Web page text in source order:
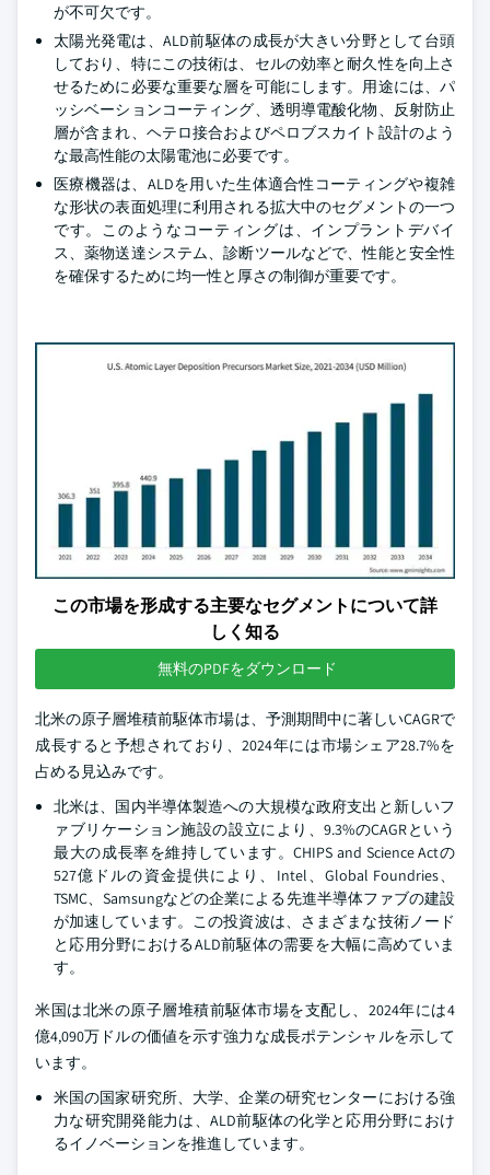
が不可欠です。
太陽光発電は、ALD前駆体の成長が大きい分野として台頭
しており、特にこの技術は、セルの効率と耐久性を向上さ
せるために必要な重要な層を可能にします。用途には、パ
ッシベーションコーティング、透明導電酸化物、反射防止
層が含まれ、ヘテロ接合およびペロブスカイト設計のよう
な最高性能の太陽電池に必要です。
医療機器は、ALDを用いた生体適合性コーティングや複雑
な形状の表面処理に利用される拡大中のセグメントの一つ
です。このようなコーティングは、インプラントデバイ
ス、薬物送達システム、診断ツールなどで、性能と安全性
を確保するために均一性と厚さの制御が重要です。
この市場を形成する主要なセグメントについて詳
しく知る
無料のPDFをダウンロード
北米の原子層堆積前駆体市場は、予測期間中に著しいCAGRで
成長すると予想されており、2024年には市場シェア28.7%を
占める見込みです。
北米は、国内半導体製造への大規模な政府支出と新しいフ
ァブリケーション施設の設立により、9.3%のCAGRという
最大の成長率を維持しています。CHIPS and Science Actの
527億ドルの資金提供により、Intel、Global Foundries、
TSMC、Samsungなどの企業による先進半導体ファブの建設
が加速しています。この投資波は、さまざまな技術ノード
と応用分野におけるALD前駆体の需要を大幅に高めていま
す。
米国は北米の原子層堆積前駆体市場を支配し、2024年には4
億4,090万ドルの価値を示す強力な成長ポテンシャルを示して
います。
米国の国家研究所、大学、企業の研究センターにおける強
力な研究開発能力は、ALD前駆体の化学と応用分野におけ
るイノベーションを推進しています。